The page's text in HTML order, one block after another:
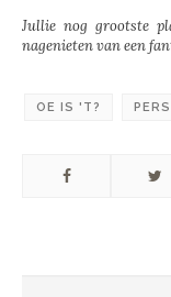
Jullie nog grootste
nagenieten van een
OE IS 'T?